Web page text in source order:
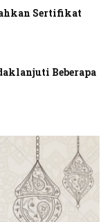
Sertifikat
Beberapa